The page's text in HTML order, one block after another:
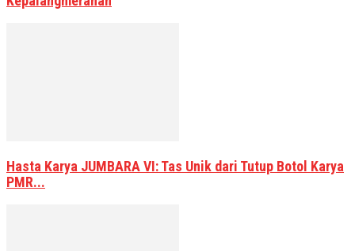
Hasta Karya JUMBARA VI: Tas Unik dari Tutup Botol Karya
PMR...